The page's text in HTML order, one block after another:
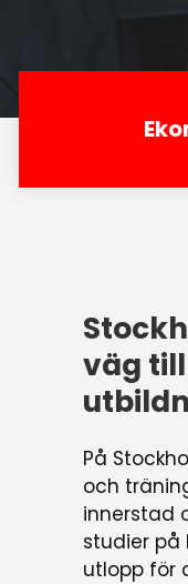
väg
På
och
innerstad
studier på
utlopp för